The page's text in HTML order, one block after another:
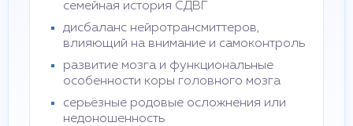
семейная история СДВГ
дисбаланс нейротрансмиттеров,
влияющий на внимание и самоконтроль
развитие мозга и функциональные
особенности коры головного мозга
серьёзные родовые осложнения или
недоношенность